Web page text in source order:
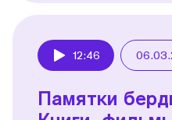
12:46
Памятки